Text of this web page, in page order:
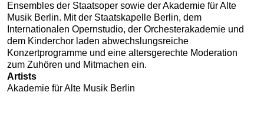
Ensembles der Staatsoper sowie der Akademie für Alte
Musik Berlin. Mit der Staatskapelle Berlin, dem
Internationalen Opernstudio, der Orchesterakademie und
dem Kinderchor laden abwechslungsreiche
Konzertprogramme und eine altersgerechte Moderation
zum Zuhören und Mitmachen ein.
Artists
Akademie für Alte Musik Berlin